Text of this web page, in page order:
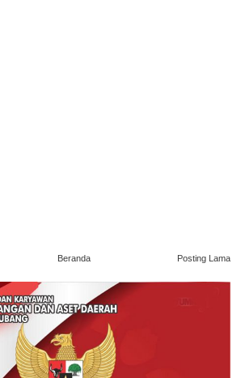
Posting Lama
Beranda